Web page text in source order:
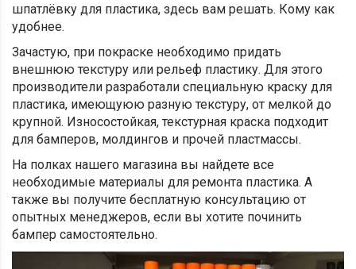
шпатлёвку для пластика, здесь вам решать. Кому как
удобнее.
Зачастую, при покраске необходимо придать
внешнюю текстуру или рельеф пластику. Для этого
производители разработали специальную краску для
пластика, имеющуюю разную текстуру, от мелкой до
крупной. Износостойкая, текстурная краска подходит
для бамперов, молдингов и прочей пластмассы.
На полках нашего магазина вы найдете все
необходимые материалы для ремонта пластика. А
также вы получите бесплатную консультацию от
опытных менеджеров, если вы хотите починить
бампер самостоятельно.